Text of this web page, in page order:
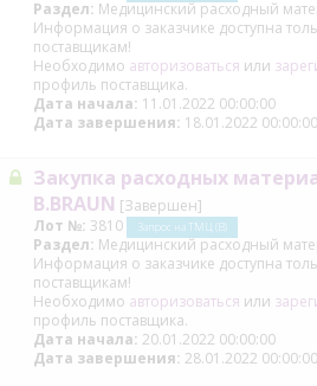
Раздел: Медицинский расходный
Информация о заказчике доступна
поставщикам!
Необходимо авторизоваться или
профиль поставщика.
Дата начала: 11.01.2022 00:00:00
Дата завершения: 18.01.2022 00:00:00
Закупка расходных
B.BRAUN [Завершен]
Лот №: 3810 Запрос на ТМЦ (В)
Раздел: Медицинский расходный
Информация о заказчике доступна
поставщикам!
Необходимо авторизоваться или
профиль поставщика.
Дата начала: 20.01.2022 00:00:00
Дата завершения: 28.01.2022 00:00:00